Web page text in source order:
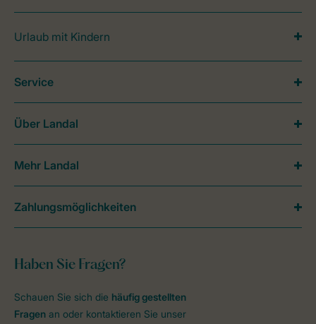
Urlaub mit Kindern
Haben Sie Fragen?
Schauen Sie sich die häufig gestellten
Fragen an oder kontaktieren Sie unser
Service
Über Landal
Mehr Landal
Zahlungsmöglichkeiten